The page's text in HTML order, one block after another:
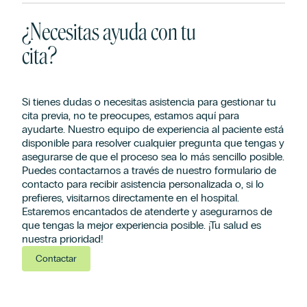
¿Necesitas ayuda con tu
cita?
Si tienes dudas o necesitas asistencia para gestionar tu
cita previa, no te preocupes, estamos aquí para
ayudarte. Nuestro equipo de experiencia al paciente está
disponible para resolver cualquier pregunta que tengas y
asegurarse de que el proceso sea lo más sencillo posible.
Puedes contactarnos a través de nuestro formulario de
contacto para recibir asistencia personalizada o, si lo
prefieres, visitarnos directamente en el hospital.
Estaremos encantados de atenderte y asegurarnos de
que tengas la mejor experiencia posible. ¡Tu salud es
nuestra prioridad!
Contactar